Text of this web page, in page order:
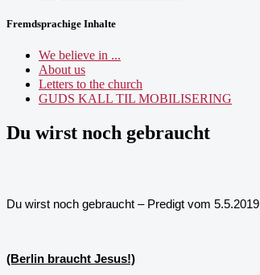
Fremdsprachige Inhalte
We believe in ...
About us
Letters to the church
GUDS KALL TIL MOBILISERING
Du wirst noch gebraucht
Du wirst noch gebraucht – Predigt vom 5.5.2019
(Berlin braucht Jesus!)